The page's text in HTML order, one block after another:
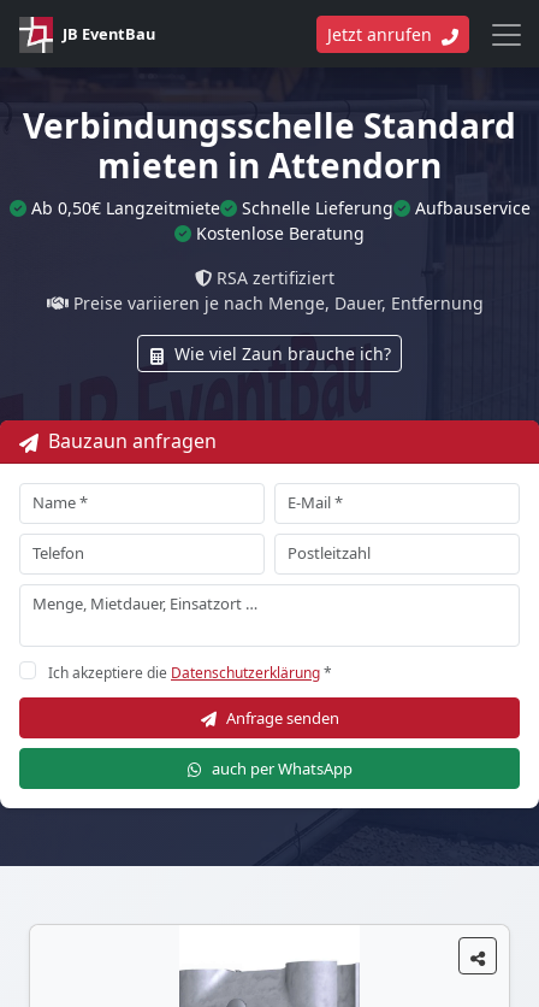
JB EventBau Jetzt anrufen
Verbindungsschelle Standard
mieten in Attendorn
Ab 0,50€ Langzeitmiete Schnelle Lieferung
Aufbauservice
Kostenlose Beratung
RSA zertifiziert
Preise variieren je nach Menge, Dauer, Entfernung
Wie viel Zaun brauche ich?
Bauzaun anfragen
Ich akzeptiere die Datenschutzerklärung*
Anfrage senden
auch per WhatsApp